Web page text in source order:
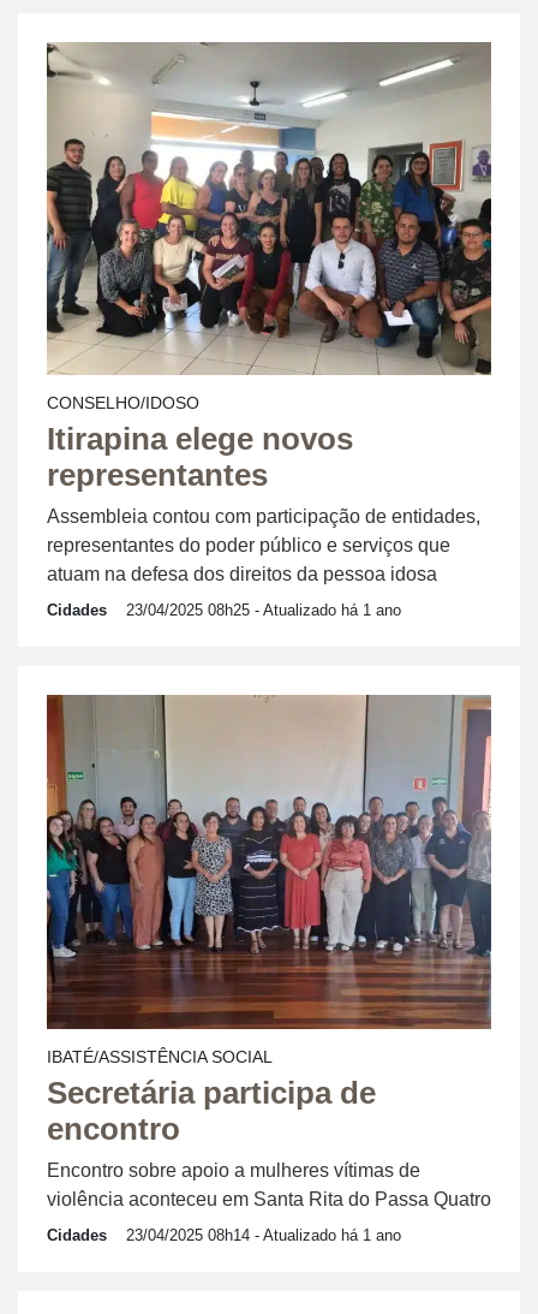
CONSELHO/IDOSO
Itirapina elege novos
representantes
Assembleia contou com participação de entidades,
representantes do poder público e serviços que
atuam na defesa dos direitos da pessoa idosa
Cidades 23/04/2025 08h25 - Atualizado há 1 ano
IBATÉ/ASSISTÊNCIA SOCIAL
Secretária participa de
encontro
Encontro sobre apoio a mulheres vítimas de
violência aconteceu em Santa Rita do Passa Quatro
Cidades 23/04/2025 08h14 - Atualizado há 1 ano